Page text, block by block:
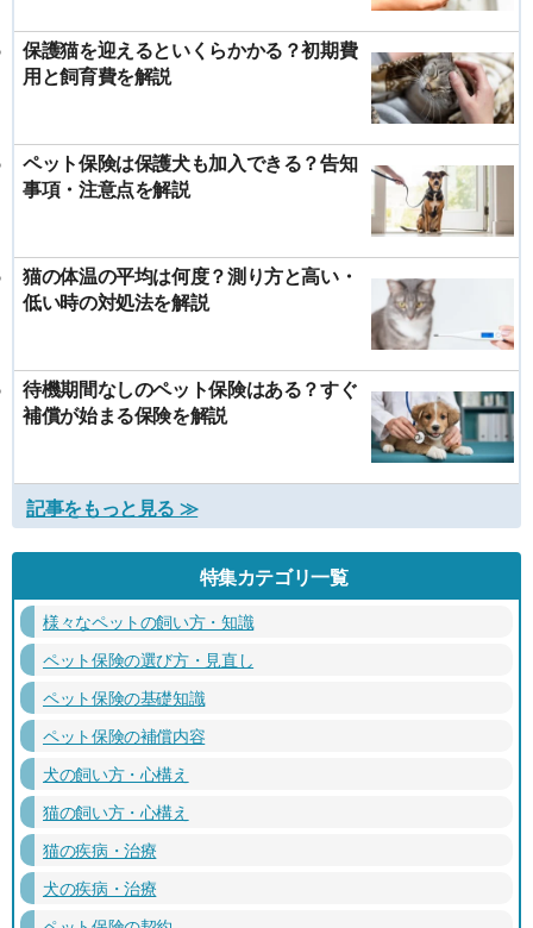
保護猫を迎えるといくらかかる？初期費
用と飼育費を解説
ペット保険は保護犬も加入できる？告知
事項・注意点を解説
猫の体温の平均は何度？測り方と高い・
低い時の対処法を解説
待機期間なしのペット保険はある？すぐ
補償が始まる保険を解説
記事をもっと見る ≫
特集カテゴリ一覧
様々なペットの飼い方・知識
ペット保険の選び方・見直し
ペット保険の基礎知識
ペット保険の補償内容
犬の飼い方・心構え
猫の飼い方・心構え
猫の疾病・治療
犬の疾病・治療